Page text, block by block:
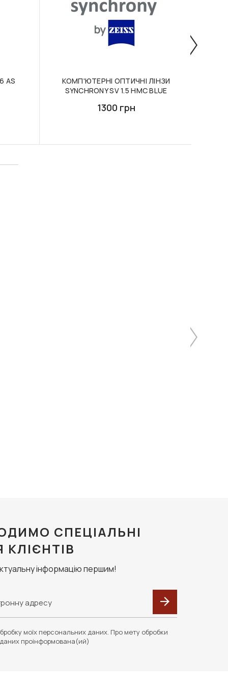
AS
КОМП'ЮТЕРНІ ОПТИЧНІ ЛІНЗИ
SYNCHRONY SV 1.5 HMC BLUE
1300 грн
СПЕЦІАЛЬНІ
КЛІЄНТІВ
інформацію першим!
моїх персональних даних. Про мету обробки
проінформована(ий)